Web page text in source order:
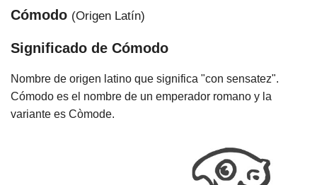
Embarazo
Bebé
Niños
Cómodo (Origen Latín)
Significado de Cómodo
Nombre de origen latino que significa "con sensatez".
Cómodo es el nombre de un emperador romano y la
variante es Còmode.